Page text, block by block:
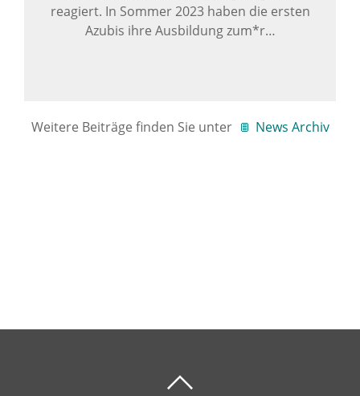
reagiert. In Sommer 2023 haben die ersten
Azubis ihre Ausbildung zum*r…
Weitere Beiträge finden Sie unter News Archiv